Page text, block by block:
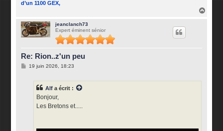
d’un 1100 GEX,
jeanclanch73
Expert éminent sénior
Re: Rion..z'un peu
M19 juin 2026, 18:23
Alf a écrit :
Bonjour,
Les Bretons et.....